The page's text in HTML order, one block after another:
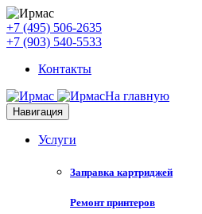
+7 (495) 506-2635
+7 (903) 540-5533
Контакты
На главную
Навигация
Услуги
Заправка картриджей
Ремонт принтеров